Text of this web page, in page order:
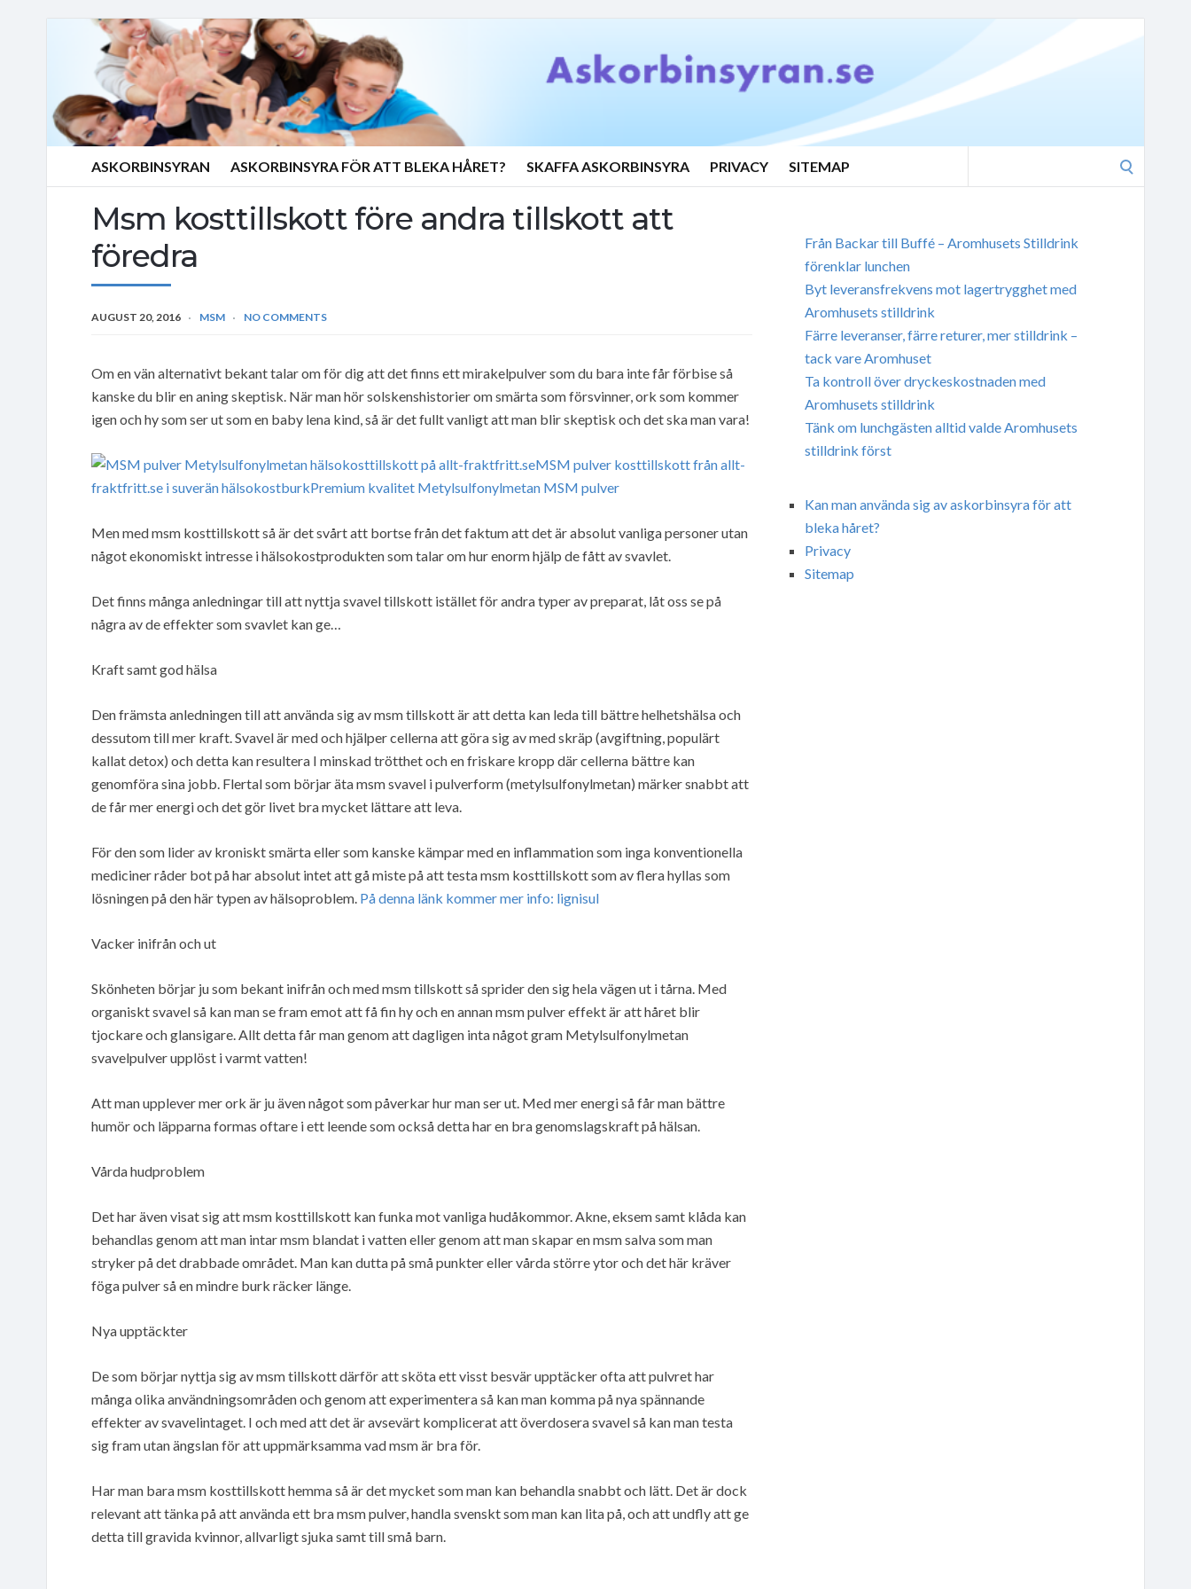
ASKORBINSYRAN ASKORBINSYRA FÖR ATT BLEKA HÅRET? SKAFFA ASKORBINSYRA PRIVACY SITEMAP
Msm kosttillskott före andra tillskott att
föredra
AUGUST 20, 2016 MSM NO COMMENTS
Om en vän alternativt bekant talar om för dig att det finns ett mirakelpulver som du bara inte får förbise så
kanske du blir en aning skeptisk. När man hör solskenshistorier om smärta som försvinner, ork som kommer
igen och hy som ser ut som en baby lena kind, så är det fullt vanligt att man blir skeptisk och det ska man vara!
Men med msm kosttillskott så är det svårt att bortse från det faktum att det är absolut vanliga personer utan
något ekonomiskt intresse i hälsokostprodukten som talar om hur enorm hjälp de fått av svavlet.
Det finns många anledningar till att nyttja svavel tillskott istället för andra typer av preparat, låt oss se på
några av de effekter som svavlet kan ge…
Kraft samt god hälsa
Den främsta anledningen till att använda sig av msm tillskott är att detta kan leda till bättre helhetshälsa och
dessutom till mer kraft. Svavel är med och hjälper cellerna att göra sig av med skräp (avgiftning, populärt
kallat detox) och detta kan resultera I minskad trötthet och en friskare kropp där cellerna bättre kan
genomföra sina jobb. Flertal som börjar äta msm svavel i pulverform (metylsulfonylmetan) märker snabbt att
de får mer energi och det gör livet bra mycket lättare att leva.
För den som lider av kroniskt smärta eller som kanske kämpar med en inflammation som inga konventionella
mediciner råder bot på har absolut intet att gå miste på att testa msm kosttillskott som av flera hyllas som
lösningen på den här typen av hälsoproblem. På denna länk kommer mer info: lignisul
Vacker inifrån och ut
Skönheten börjar ju som bekant inifrån och med msm tillskott så sprider den sig hela vägen ut i tårna. Med
organiskt svavel så kan man se fram emot att få fin hy och en annan msm pulver effekt är att håret blir
tjockare och glansigare. Allt detta får man genom att dagligen inta något gram Metylsulfonylmetan
svavelpulver upplöst i varmt vatten!
Att man upplever mer ork är ju även något som påverkar hur man ser ut. Med mer energi så får man bättre
humör och läpparna formas oftare i ett leende som också detta har en bra genomslagskraft på hälsan.
Vårda hudproblem
Det har även visat sig att msm kosttillskott kan funka mot vanliga hudåkommor. Akne, eksem samt klåda kan
behandlas genom att man intar msm blandat i vatten eller genom att man skapar en msm salva som man
stryker på det drabbade området. Man kan dutta på små punkter eller vårda större ytor och det här kräver
föga pulver så en mindre burk räcker länge.
Nya upptäckter
De som börjar nyttja sig av msm tillskott därför att sköta ett visst besvär upptäcker ofta att pulvret har
många olika användningsområden och genom att experimentera så kan man komma på nya spännande
effekter av svavelintaget. I och med att det är avsevärt komplicerat att överdosera svavel så kan man testa
sig fram utan ängslan för att uppmärksamma vad msm är bra för.
Har man bara msm kosttillskott hemma så är det mycket som man kan behandla snabbt och lätt. Det är dock
relevant att tänka på att använda ett bra msm pulver, handla svenskt som man kan lita på, och att undfly att ge
detta till gravida kvinnor, allvarligt sjuka samt till små barn.
Från Backar till Buffé – Aromhusets Stilldrink
förenklar lunchen
Byt leveransfrekvens mot lagertrygghet med
Aromhusets stilldrink
Färre leveranser, färre returer, mer stilldrink –
tack vare Aromhuset
Ta kontroll över dryckeskostnaden med
Aromhusets stilldrink
Tänk om lunchgästen alltid valde Aromhusets
stilldrink först
Kan man använda sig av askorbinsyra för att
bleka håret?
Privacy
Sitemap